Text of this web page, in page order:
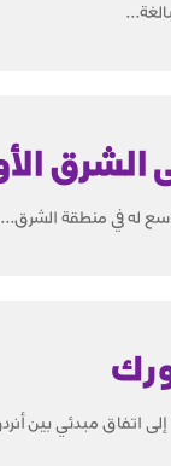
الشرق
له في منطقة الشرق...
اتفاق مبدئي بين